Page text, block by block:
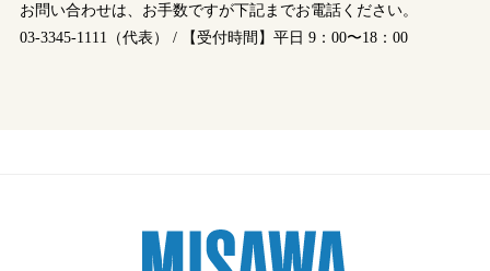
お問い合わせは、お手数ですが下記までお電話ください。
03-3345-1111（代表） / 【受付時間】平日 9：00〜18：00